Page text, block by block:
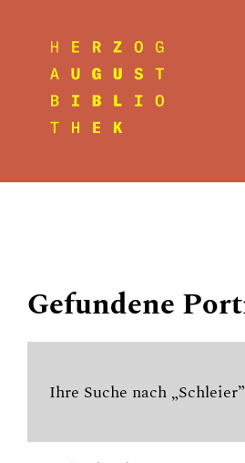
Gefundene
Ihre Suche nach